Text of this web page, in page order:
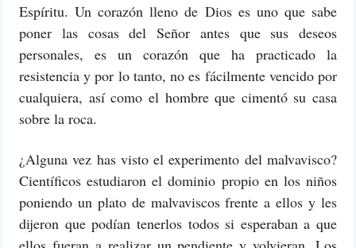
Espíritu. Un corazón lleno de Dios es uno que sabe
poner las cosas del Señor antes que sus deseos
personales, es un corazón que ha practicado la
resistencia y por lo tanto, no es fácilmente vencido por
cualquiera, así como el hombre que cimentó su casa
sobre la roca.
¿Alguna vez has visto el experimento del malvavisco?
Científicos estudiaron el dominio propio en los niños
poniendo un plato de malvaviscos frente a ellos y les
dijeron que podían tenerlos todos si esperaban a que